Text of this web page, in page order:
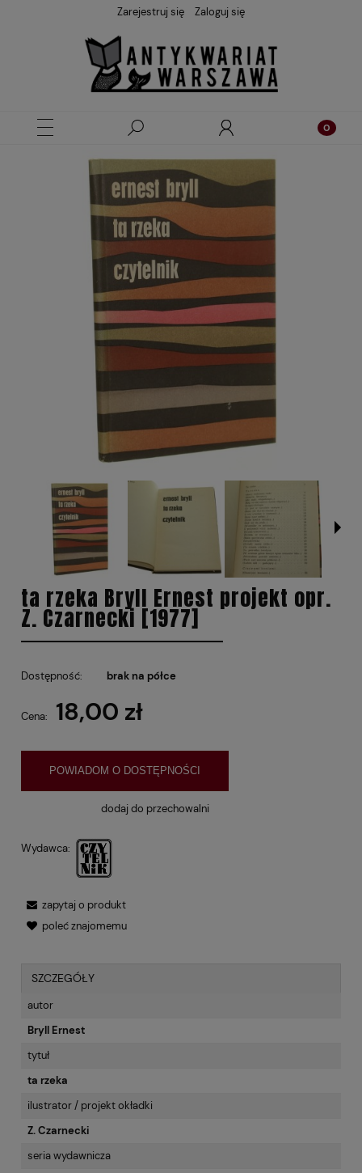
Zarejestruj się Zaloguj się
ta rzeka Bryll Ernest projekt opr.
Z. Czarnecki [1977]
Dostępność: brak na półce
Cena: 18,00 zł
POWIADOM O DOSTĘPNOŚCI
dodaj do przechowalni
Wydawca:
zapytaj o produkt
poleć znajomemu
SZCZEGÓŁY
autor
Bryll Ernest
tytuł
ta rzeka
ilustrator / projekt okładki
Z. Czarnecki
seria wydawnicza